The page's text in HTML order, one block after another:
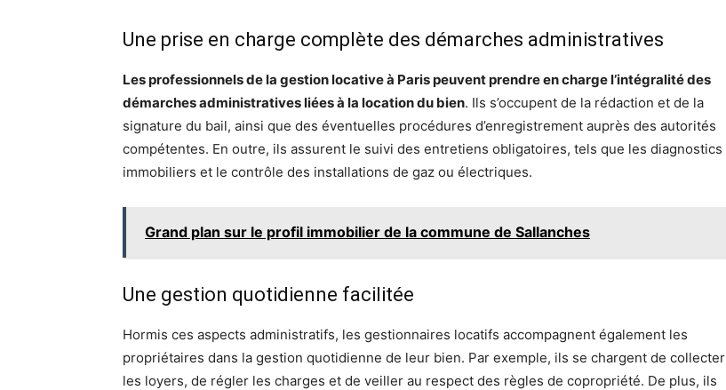
Une prise en charge complète des démarches administratives
Les professionnels de la gestion locative à Paris peuvent prendre en charge l’intégralité des
démarches administratives liées à la location du bien. Ils s’occupent de la rédaction et de la
signature du bail, ainsi que des éventuelles procédures d’enregistrement auprès des autorités
compétentes. En outre, ils assurent le suivi des entretiens obligatoires, tels que les diagnostics
immobiliers et le contrôle des installations de gaz ou électriques.
Grand plan sur le profil immobilier de la commune de Sallanches
Une gestion quotidienne facilitée
Hormis ces aspects administratifs, les gestionnaires locatifs accompagnent également les
propriétaires dans la gestion quotidienne de leur bien. Par exemple, ils se chargent de collecter
les loyers, de régler les charges et de veiller au respect des règles de copropriété. De plus, ils